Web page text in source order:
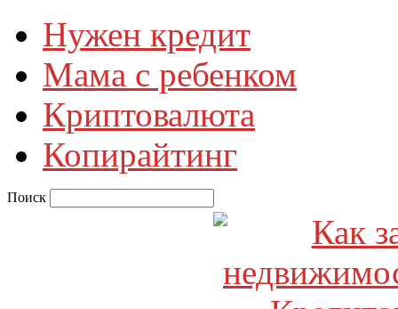
Нужен кредит
Мама с ребенком
Криптовалюта
Копирайтинг
Поиск